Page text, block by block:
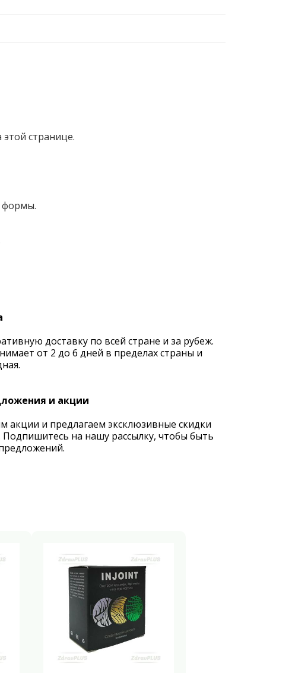
странице.
формы.
доставку по всей стране и за рубеж.
от 2 до 6 дней в пределах страны и
и акции
акции и предлагаем эксклюзивные скидки
на нашу рассылку, чтобы быть